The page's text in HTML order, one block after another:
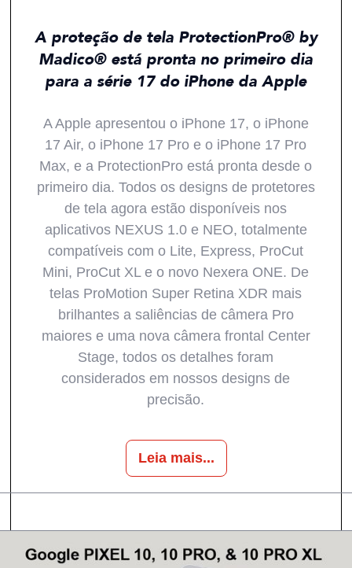
A proteção de tela ProtectionPro® by
Madico® está pronta no primeiro dia
para a série 17 do iPhone da Apple
A Apple apresentou o iPhone 17, o iPhone
17 Air, o iPhone 17 Pro e o iPhone 17 Pro
Max, e a ProtectionPro está pronta desde o
primeiro dia. Todos os designs de protetores
de tela agora estão disponíveis nos
aplicativos NEXUS 1.0 e NEO, totalmente
compatíveis com o Lite, Express, ProCut
Mini, ProCut XL e o novo Nexera ONE. De
telas ProMotion Super Retina XDR mais
brilhantes a saliências de câmera Pro
maiores e uma nova câmera frontal Center
Stage, todos os detalhes foram
considerados em nossos designs de
precisão.
Leia mais...